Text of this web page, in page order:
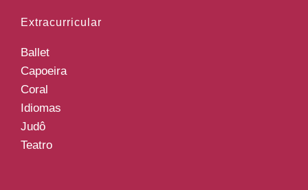
Extracurricular
Ballet
Capoeira
Coral
Idiomas
Judô
Teatro